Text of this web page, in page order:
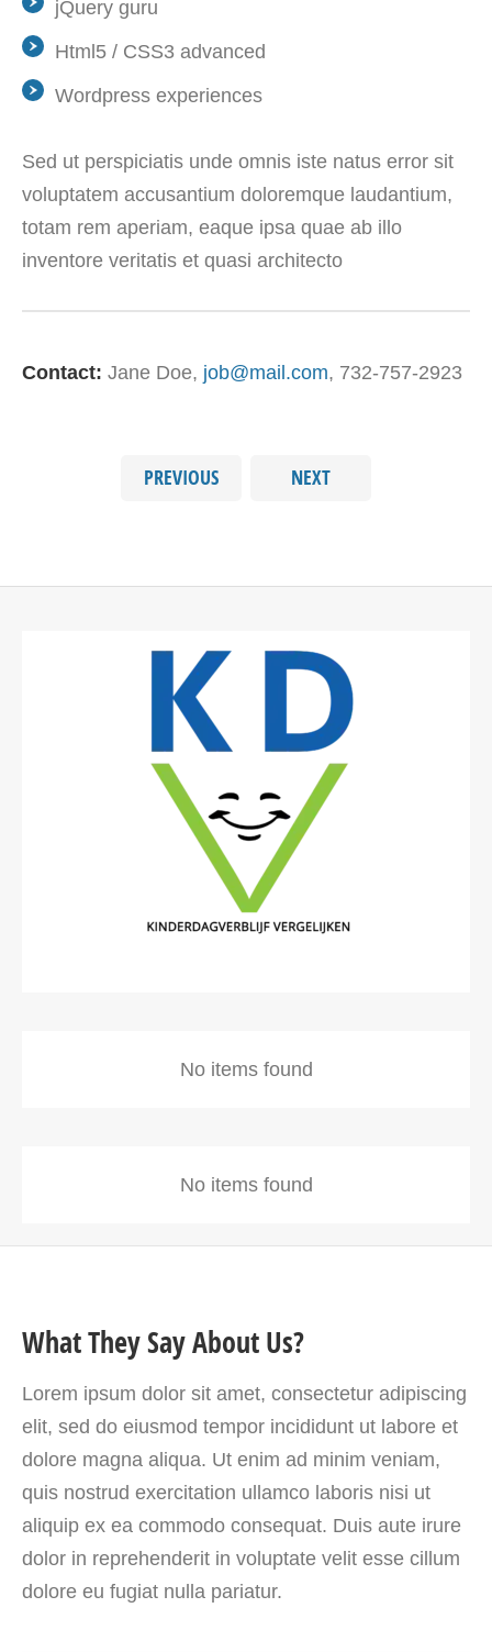
jQuery guru
Html5 / CSS3 advanced
Wordpress experiences
Sed ut perspiciatis unde omnis iste natus error sit
voluptatem accusantium doloremque laudantium,
totam rem aperiam, eaque ipsa quae ab illo
inventore veritatis et quasi architecto
Contact: Jane Doe job@mail.com 732-757-2923
PREVIOUS NEXT
No items found
No items found
What They Say About Us?
Lorem ipsum dolor sit amet, consectetur adipiscing
elit, sed do eiusmod tempor incididunt ut labore et
dolore magna aliqua. Ut enim ad minim veniam,
quis nostrud exercitation ullamco laboris nisi ut
aliquip ex ea commodo consequat. Duis aute irure
dolor in reprehenderit in voluptate velit esse cillum
dolore eu fugiat nulla pariatur.